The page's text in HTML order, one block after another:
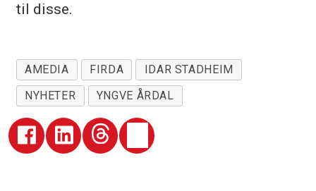
til disse.
AMEDIA FIRDA
IDAR STADHEIM
NYHETER
YNGVE ÅRDAL